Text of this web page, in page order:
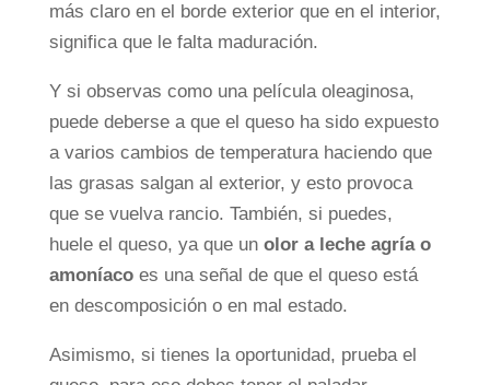
más claro en el borde exterior que en el interior,
significa que le falta maduración.
Y si observas como una película oleaginosa,
puede deberse a que el queso ha sido expuesto
a varios cambios de temperatura haciendo que
las grasas salgan al exterior, y esto provoca
que se vuelva rancio. También, si puedes,
huele el queso, ya que un olor a leche agría o
amoníacoes una señal de que el queso está
en descomposición o en mal estado.
Asimismo, si tienes la oportunidad, prueba el